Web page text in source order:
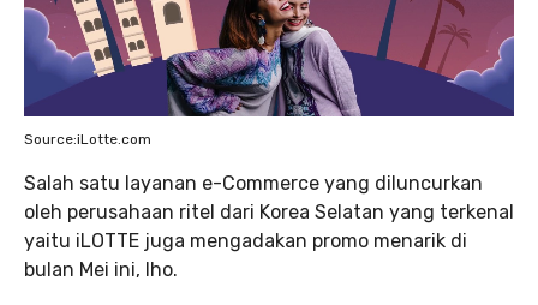
Source:iLotte.com
Salah satu layanan e-Commerce yang diluncurkan
oleh perusahaan ritel dari Korea Selatan yang terkenal
yaitu iLOTTE juga mengadakan promo menarik di
bulan Mei ini, lho.